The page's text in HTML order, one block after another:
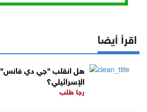
اقرأ أيضا
هل انقلب "جي دي فانس"
الإسرائيلي؟
رجا طلب